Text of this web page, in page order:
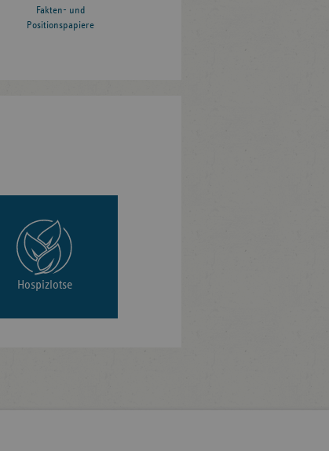
Fakten- und
Positionspapiere
Hospizlotse